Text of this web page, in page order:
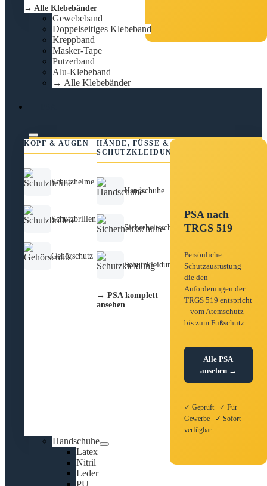
→ Alle Klebebänder
Gewebeband
Doppelseitiges Klebeband
Kreppband
Masker-Tape
Putzerband
Alu-Klebeband
→ Alle Klebebänder
KOPF & AUGEN
Schutzhelme
Schutzbrillen
Gehörschutz
HÄNDE, FÜSSE &
SCHUTZKLEIDUNG
Handschuhe
Sicherheitsschuhe
Schutzkleidung
→ PSA komplett
ansehen
PSA nach
TRGS 519
Persönliche
Schutzausrüstung
die den
Anforderungen der
TRGS 519 entspricht
– vom Atemschutz
bis zum Fußschutz.
Alle PSA
ansehen →
✓ Geprüft ✓ Für
Gewerbe ✓ Sofort
verfügbar
Handschuhe
Latex
Nitril
Leder
PU